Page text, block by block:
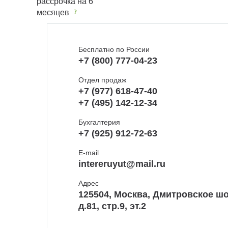
месяцев
Бесплатно по России
+7 (800) 777-04-23
Отдел продаж
+7 (977) 618-47-40
+7 (495) 142-12-34
Бухгалтерия
+7 (925) 912-72-63
E-mail
intereruyut@mail.ru
Адрес
125504, Москва, Дмитровское
д.81, стр.9, эт.2